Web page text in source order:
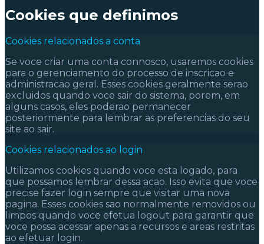
Cookies que definimos
Cookies relacionados a conta
Se voce criar uma conta connosco, usaremos cookies
para o gerenciamento do processo de inscricao e
administracao geral. Esses cookies geralmente serao
excluidos quando voce sair do sistema, porem, em
alguns casos, eles poderao permanecer
posteriormente para lembrar as preferencias do seu
site ao sair.
Cookies relacionados ao login
Utilizamos cookies quando voce esta logado, para
que possamos lembrar dessa acao. Isso evita que voce
precise fazer login sempre que visitar uma nova
pagina. Esses cookies sao normalmente removidos ou
limpos quando voce efetua logout para garantir que
voce possa acessar apenas a recursos e areas restritas
ao efetuar login.